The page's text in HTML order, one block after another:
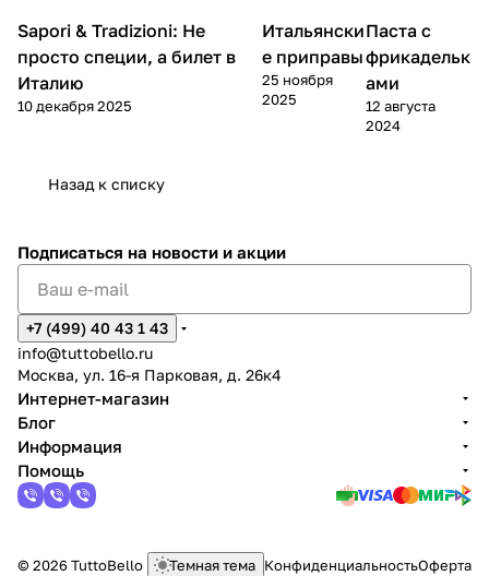
Кухня
Sapori & Tradizioni: Не
просто специи, а билет в
Италию
10 декабря 2025
Кухня
Итальянски
е приправы
25 ноября
2025
Кухня
Паста с
фрикадельк
ами
12 августа
2024
Назад к списку
Подписаться на новости и акции
+7 (499) 40 43 1 43
info@tuttobello.ru
Москва, ул. 16-я Парковая, д. 26к4
Интернет-магазин
Блог
Информация
Помощь
© 2026 TuttoBello Темная тема КонфиденциальностьОферта